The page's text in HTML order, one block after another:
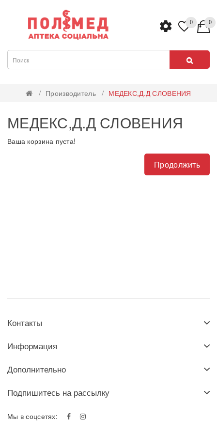
0 0
Производитель МЕДЕКС,Д.Д СЛОВЕНИЯ
МЕДЕКС,Д.Д СЛОВЕНИЯ
Ваша корзина пуста!
Продолжить
Контакты
Информация
Дополнительно
Подпишитесь на рассылку
Мы в соцсетях: